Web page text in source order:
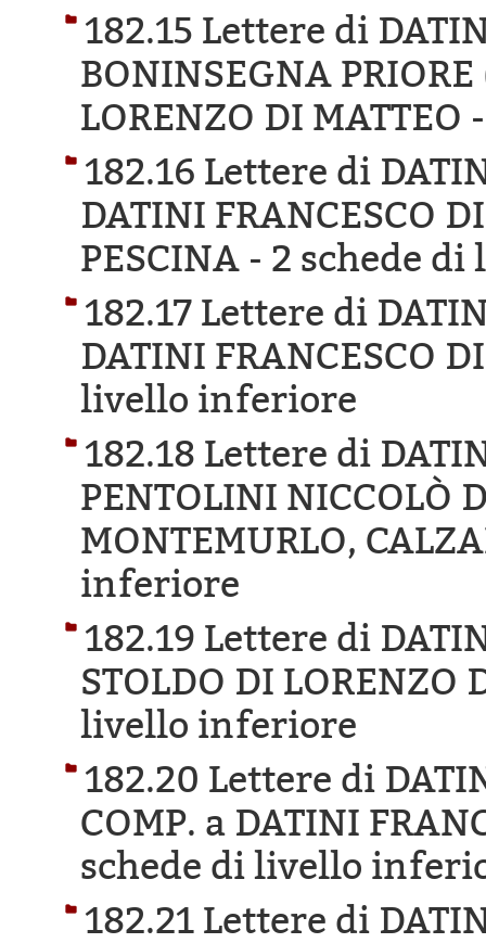
182.15 Lettere di
BONINSEGNA
LORENZO DI MATTEO
182.16 Lettere di
DATINI FRANCESCO
PESCINA - 2 schede
182.17 Lettere di
DATINI FRANCESCO
livello inferiore
182.18 Lettere di
PENTOLINI NICCOLÒ
MONTEMURLO,
inferiore
182.19 Lettere di
STOLDO DI LORENZO
livello inferiore
182.20 Lettere di
COMP. a DATINI
schede di livello
182.21 Lettere di